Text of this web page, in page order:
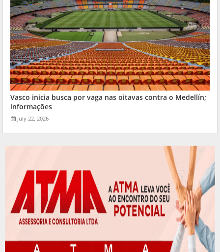
Vasco inicia busca por vaga nas oitavas contra o Medellín;
informações
July 22, 2026